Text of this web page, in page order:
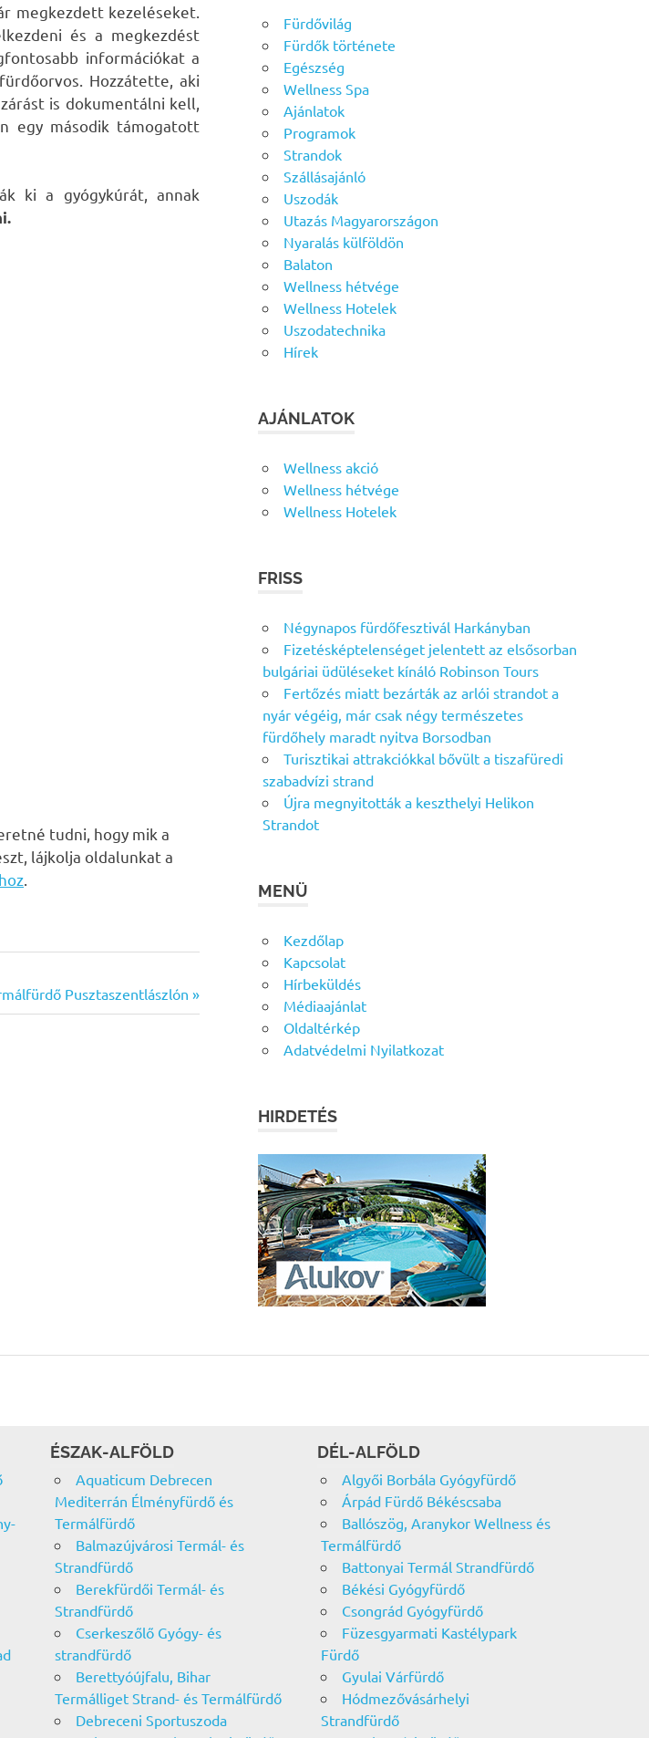
megkezdett kezeléseket.
és a megkezdést
információkat a
Hozzátette, aki
is dokumentálni kell,
egy második támogatott
ki a gyógykúrát, annak
tudni, hogy mik a
lájkolja oldalunkat a
Pusztaszentlászlón
Fürdővilág
Fürdők története
Egészség
Wellness Spa
Ajánlatok
Programok
Strandok
Szállásajánló
Uszodák
Utazás Magyarországon
Nyaralás külföldön
Balaton
Wellness hétvége
Wellness Hotelek
Uszodatechnika
Hírek
AJÁNLATOK
Wellness akció
Wellness hétvége
Wellness Hotelek
FRISS
Négynapos fürdőfesztivál Harkányban
Fizetésképtelenséget jelentett az elsősorban
bulgáriai üdüléseket kínáló Robinson Tours
Fertőzés miatt bezárták az arlói strandot a
nyár végéig, már csak négy természetes
fürdőhely maradt nyitva Borsodban
Turisztikai attrakciókkal bővült a tiszafüredi
szabadvízi strand
Újra megnyitották a keszthelyi Helikon
Strandot
MENÜ
Kezdőlap
Kapcsolat
Hírbeküldés
Médiaajánlat
Oldaltérkép
Adatvédelmi Nyilatkozat
HIRDETÉS
ÉSZAK-ALFÖLD
Aquaticum Debrecen
Mediterrán Élményfürdő és
Termálfürdő
Balmazújvárosi Termál- és
Strandfürdő
Berekfürdői Termál- és
Strandfürdő
Cserkeszőlő Gyógy- és
strandfürdő
Berettyóújfalu, Bihar
Termálliget Strand- és Termálfürdő
Debreceni Sportuszoda
DÉL-ALFÖLD
Algyői Borbála Gyógyfürdő
Árpád Fürdő Békéscsaba
Ballószög, Aranykor Wellness és
Termálfürdő
Battonyai Termál Strandfürdő
Békési Gyógyfürdő
Csongrád Gyógyfürdő
Füzesgyarmati Kastélypark
Fürdő
Gyulai Várfürdő
Hódmezővásárhelyi
Strandfürdő